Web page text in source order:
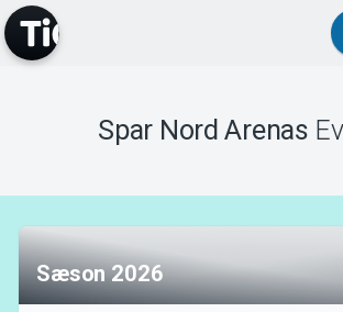
Spar Nord Arenas
Sæson 2026